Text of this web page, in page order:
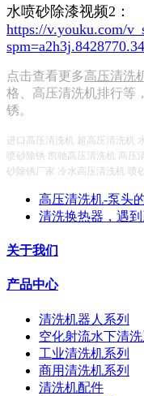
水喷砂除漆视频2：
https://v.youku.com/
点击查看更多高压清洗
格、高压清洗机排行等
锈。
进口高压清洗机 超高压清洗机
喷砂除锈 凯驰高压清洗机 高压
砂除锈厂家 冷水高压清洗机 喷
高压清洗机-泵头
清洗换热器，遇
关于我们
产品中心
清洗机器人系列
空化射流水下清洗
工业清洗机系列
商用清洗机系列
清洗机配件